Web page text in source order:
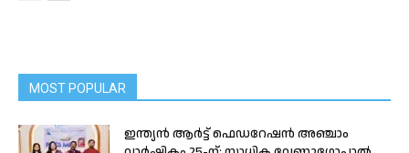
MOST POPULAR
ഇന്ത്യന്‍ ആര്‍ട്ട് ഫെഡറേഷന്‍ അഞ്ചാം